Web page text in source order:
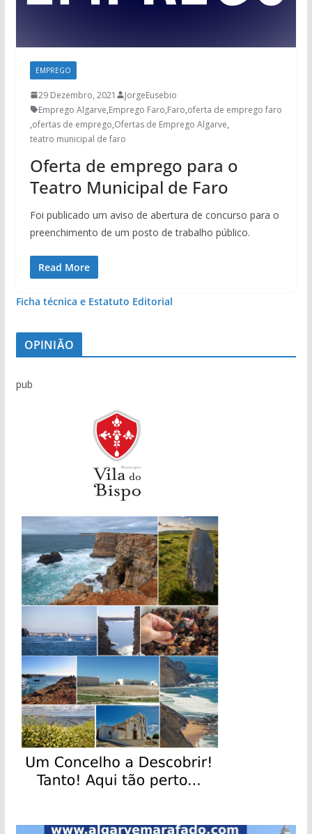
EMPREGO
29 Dezembro, 2021
JorgeEusebio
Emprego Algarve,Emprego Faro,Faro,oferta de emprego faro
,ofertas de emprego,Ofertas de Emprego Algarve,
teatro municipal de faro
Oferta de emprego para o
Teatro Municipal de Faro
Foi publicado um aviso de abertura de concurso para o
preenchimento de um posto de trabalho público.
Read More
Ficha técnica e Estatuto Editorial
OPINIÃO
pub